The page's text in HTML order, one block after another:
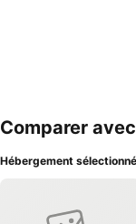
Comparer
Hébergement sélectionné